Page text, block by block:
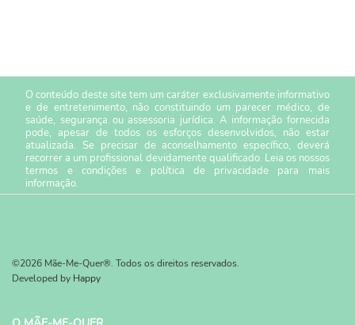
O conteúdo deste site tem um caráter exclusivamente informativo
e de entretenimento, não constituindo um parecer médico, de
saúde, segurança ou assessoria jurídica. A informação fornecida
pode, apesar de todos os esforços desenvolvidos, não estar
atualizada. Se precisar de aconselhamento específico, deverá
recorrer a um profissional devidamente qualificado. Leia os nossos
termos e condiçõese política de privacidade para mais
informação.
©2026 Mãe-Me-Quer®. Todos os direitos reservados.
Developed by Happy